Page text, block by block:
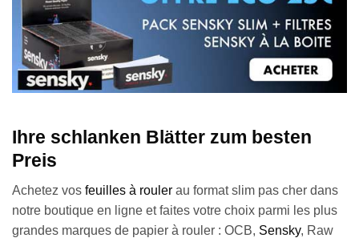
Ihre schlanken Blätter zum besten
Preis
Achetez vos feuilles à rouler au format slim pas cher dans
notre boutique en ligne et faites votre choix parmi les plus
grandes marques de papier à rouler : OCB, Sensky, Raw